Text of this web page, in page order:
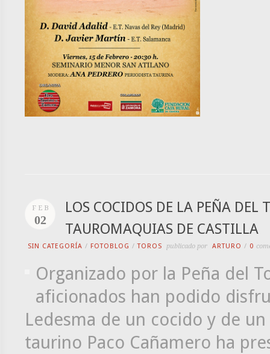
FEB
02
LOS COCIDOS DE LA PEÑA DEL
TAUROMAQUIAS DE CASTILLA
SIN CATEGORÍA / FOTOBLOG /TOROS publicado por ARTURO / 0
Organizado por la Peña del
aficionados han podido
Ledesma de un cocido y de
taurino Paco Cañamero ha